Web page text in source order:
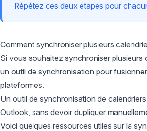
Répétez ces deux étapes pour
Comment synchroniser plusieurs
Si vous souhaitez synchroniser
un outil de synchronisation pour
plateformes.
Un outil de synchronisation de calendriers
Outlook, sans devoir dupliquer
Voici quelques ressources utiles sur la